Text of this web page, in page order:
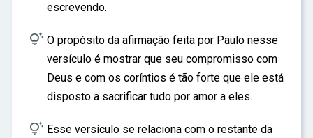
escrevendo.
 O propósito da afirmação feita por Paulo nesse
versículo é mostrar que seu compromisso com
Deus e com os coríntios é tão forte que ele está
disposto a sacrificar tudo por amor a eles.
 Esse versículo se relaciona com o restante da